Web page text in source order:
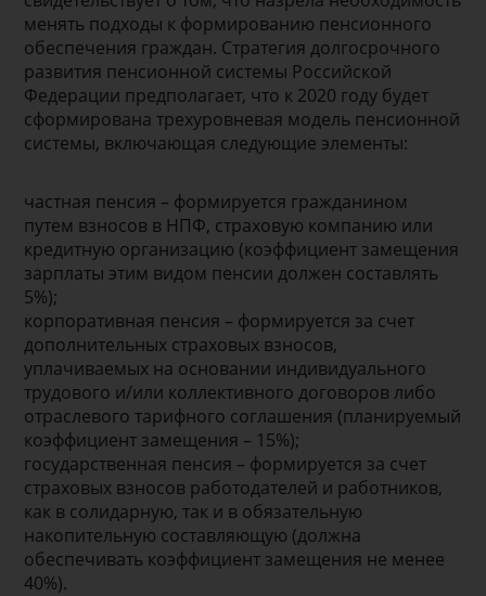
менять подходы к формированию пенсионного
обеспечения граждан. Стратегия долгосрочного
развития пенсионной системы Российской
Федерации предполагает, что к 2020 году будет
сформирована трехуровневая модель пенсионной
системы, включающая следующие элементы:
частная пенсия – формируется гражданином
путем взносов в НПФ, страховую компанию или
кредитную организацию (коэффициент замещения
зарплаты этим видом пенсии должен составлять
5%);
корпоративная пенсия – формируется за счет
дополнительных страховых взносов,
уплачиваемых на основании индивидуального
трудового и/или коллективного договоров либо
отраслевого тарифного соглашения (планируемый
коэффициент замещения – 15%);
государственная пенсия – формируется за счет
страховых взносов работодателей и работников,
как в солидарную, так и в обязательную
накопительную составляющую (должна
обеспечивать коэффициент замещения не менее
40%).